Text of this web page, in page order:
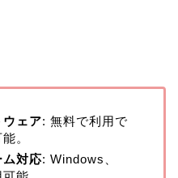
ェア: 無料で利用で
。
ム対応: Windows、